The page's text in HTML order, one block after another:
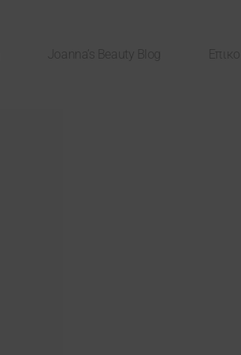
Joanna’s Beauty Blog